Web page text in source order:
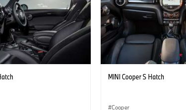
MINI Cooper S Hatch
Cooper